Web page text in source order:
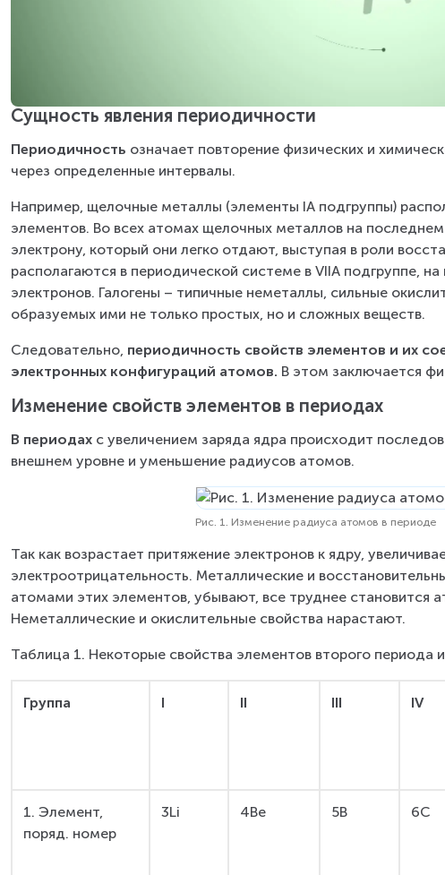
Сущность явления периодичности
Периодичность означает повторение физических и
через определенные интервалы.
Например, щелочные металлы (элементы IА подгруппы)
элементов. Во всех атомах щелочных металлов на
электрону, который они легко отдают, выступая в роли
располагаются в периодической системе в VIIА подгруппе,
электронов. Галогены – типичные неметаллы, сильные
образуемых ими не только простых, но и сложных веществ.
Следовательно, периодичность свойств элементов и их
электронных конфигураций атомов. В этом заключается
Изменение свойств элементов в периодах
В периодах с увеличением заряда ядра происходит
внешнем уровне и уменьшение радиусов атомов.
Рис. 1. Изменение радиуса атомов в периоде
Так как возрастает притяжение электронов к ядру,
электроотрицательность. Металлические и
атомами этих элементов, убывают, все труднее становится
Неметаллические и окислительные свойства нарастают.
Таблица 1. Некоторые свойства элементов второго периода
Группа I II III IV
1. Элемент,
поряд. номер
3Li 4Be 5B 6C